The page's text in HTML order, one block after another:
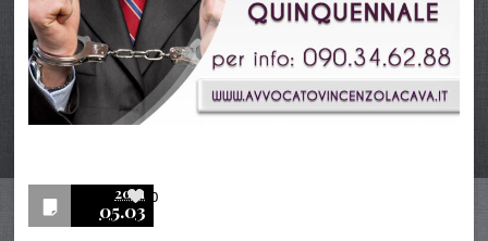
2021
05.03
0